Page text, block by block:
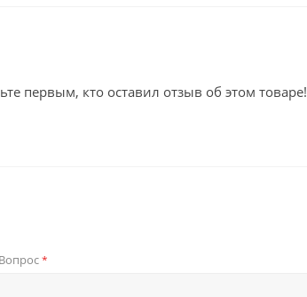
первым, кто оставил отзыв об этом товаре!
Вопрос*